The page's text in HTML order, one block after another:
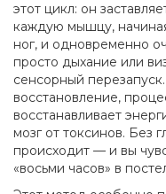
этот цикл: он
каждую мышцу,
ног, и одновременно
просто дыхание или
сенсорный
восстановление,
восстанавливает
мозг от токсинов. Без
происходит — и вы
«восьми часов» в